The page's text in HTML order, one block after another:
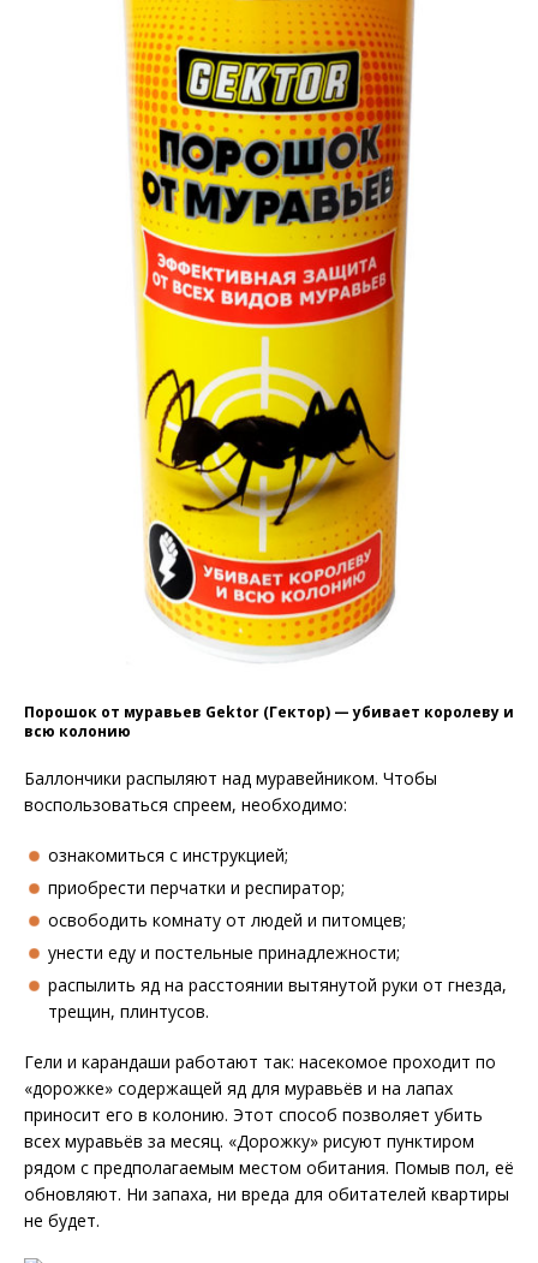
Порошок от муравьев Gektor (Гектор) — убивает королеву и
всю колонию
Баллончики распыляют над муравейником. Чтобы
воспользоваться спреем, необходимо:
ознакомиться с инструкцией;
приобрести перчатки и респиратор;
освободить комнату от людей и питомцев;
унести еду и постельные принадлежности;
распылить яд на расстоянии вытянутой руки от гнезда,
трещин, плинтусов.
Гели и карандаши работают так: насекомое проходит по
«дорожке» содержащей яд для муравьёв и на лапах
приносит его в колонию. Этот способ позволяет убить
всех муравьёв за месяц. «Дорожку» рисуют пунктиром
рядом с предполагаемым местом обитания. Помыв пол, её
обновляют. Ни запаха, ни вреда для обитателей квартиры
не будет.